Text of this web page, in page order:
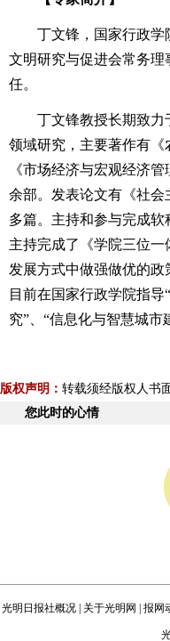
丁文锋，国家行政学院
文明研究与促进会常务
任。
丁文锋教授长期致力于
领域研究，主要著作有
《市场经济与宏观经济
余部。发表论文有《社
多篇。主持和参与完成
主持完成了《学院三位
发展方式中做强做优的
目前在国家行政学院指
究”、“信息化与智慧城
版权声明： 转载须经版权人书
您此时的心情
光明日报社概况 关于光明网 报网